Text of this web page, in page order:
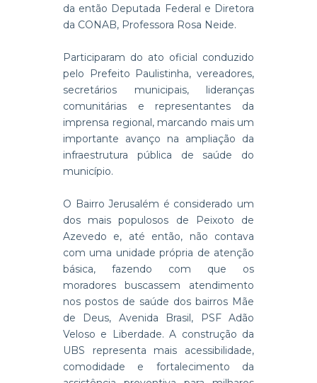
da então Deputada Federal e Diretora
da CONAB, Professora Rosa Neide.
Participaram do ato oficial conduzido
pelo Prefeito Paulistinha, vereadores,
secretários municipais, lideranças
comunitárias e representantes da
imprensa regional, marcando mais um
importante avanço na ampliação da
infraestrutura pública de saúde do
município.
O Bairro Jerusalém é considerado um
dos mais populosos de Peixoto de
Azevedo e, até então, não contava
com uma unidade própria de atenção
básica, fazendo com que os
moradores buscassem atendimento
nos postos de saúde dos bairros Mãe
de Deus, Avenida Brasil, PSF Adão
Veloso e Liberdade. A construção da
UBS representa mais acessibilidade,
comodidade e fortalecimento da